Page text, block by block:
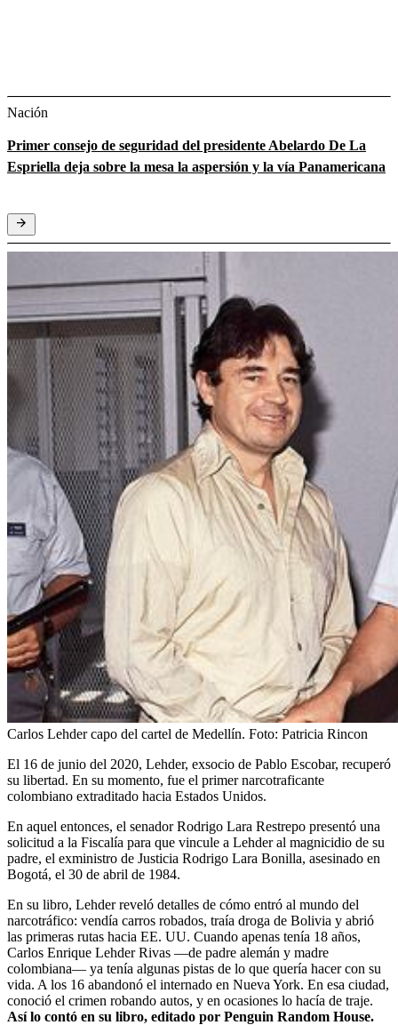
Nación
Primer consejo de seguridad del presidente Abelardo De La
Espriella deja sobre la mesa la aspersión y la vía Panamericana
Carlos Lehder capo del cartel de Medellín. Foto: Patricia Rincon
El 16 de junio del 2020, Lehder, exsocio de Pablo Escobar, recuperó
su libertad. En su momento, fue el primer narcotraficante
colombiano extraditado hacia Estados Unidos.
En aquel entonces, el senador Rodrigo Lara Restrepo presentó una
solicitud a la Fiscalía para que vincule a Lehder al magnicidio de su
padre, el exministro de Justicia Rodrigo Lara Bonilla, asesinado en
Bogotá, el 30 de abril de 1984.
En su libro, Lehder reveló detalles de cómo entró al mundo del
narcotráfico: vendía carros robados, traía droga de Bolivia y abrió
las primeras rutas hacia EE. UU. Cuando apenas tenía 18 años,
Carlos Enrique Lehder Rivas —de padre alemán y madre
colombiana— ya tenía algunas pistas de lo que quería hacer con su
vida. A los 16 abandonó el internado en Nueva York. En esa ciudad,
conoció el crimen robando autos, y en ocasiones lo hacía de traje.
Así lo contó en su libro, editado por Penguin Random House.